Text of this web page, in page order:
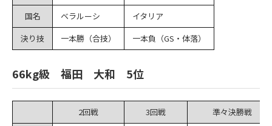
国名
ベラルーシ
イタリア
決り技
一本勝（合技） 一本負（GS・体落）
66kg級 福田 大和 5位
2回戦 3回戦
準々決勝戦